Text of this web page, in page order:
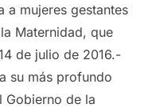
a mujeres gestantes
Maternidad, que
de julio de 2016.-
su más profundo
Gobierno de la